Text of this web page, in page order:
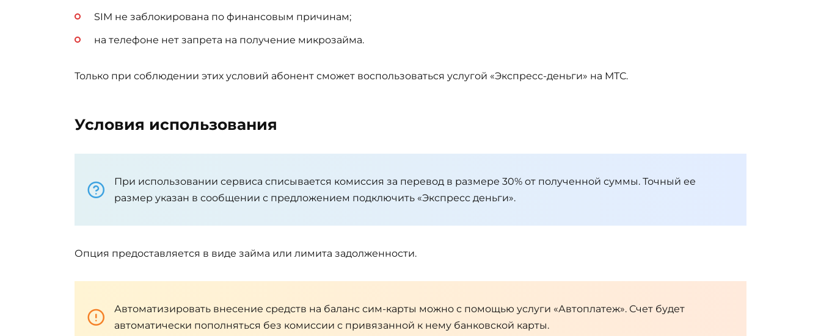
SIM не заблокирована по финансовым причинам;
на телефоне нет запрета на получение микрозайма.
Только при соблюдении этих условий абонент сможет воспользоваться услугой «Экспресс-деньги» на МТС.
Условия использования
При использовании сервиса списывается комиссия за перевод в размере 30% от полученной суммы. Точный ее
размер указан в сообщении с предложением подключить «Экспресс деньги».
Опция предоставляется в виде займа или лимита задолженности.
Автоматизировать внесение средств на баланс сим-карты можно с помощью услуги «Автоплатеж». Счет будет
автоматически пополняться без комиссии с привязанной к нему банковской карты.